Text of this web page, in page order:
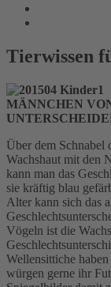
Tierwissen
MÄNNCHEN
Über dem Schnabel
Wachshaut mit den
kann man das
sie kräftig blau
Alter kann sich das
Vögeln ist die
Wellensittiche
würgen gerne ihr